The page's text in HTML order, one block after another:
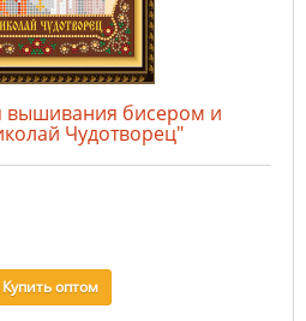
вышивания бисером и
Чудотворец"
Купитьоптом